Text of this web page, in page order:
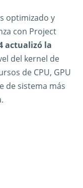
optimizado y
con Project
actualizó la
del kernel de
de CPU, GPU
de sistema más